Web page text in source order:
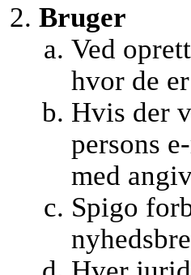
Bruger
Ved
hvor de
Hvis der
persons
med
Spigo